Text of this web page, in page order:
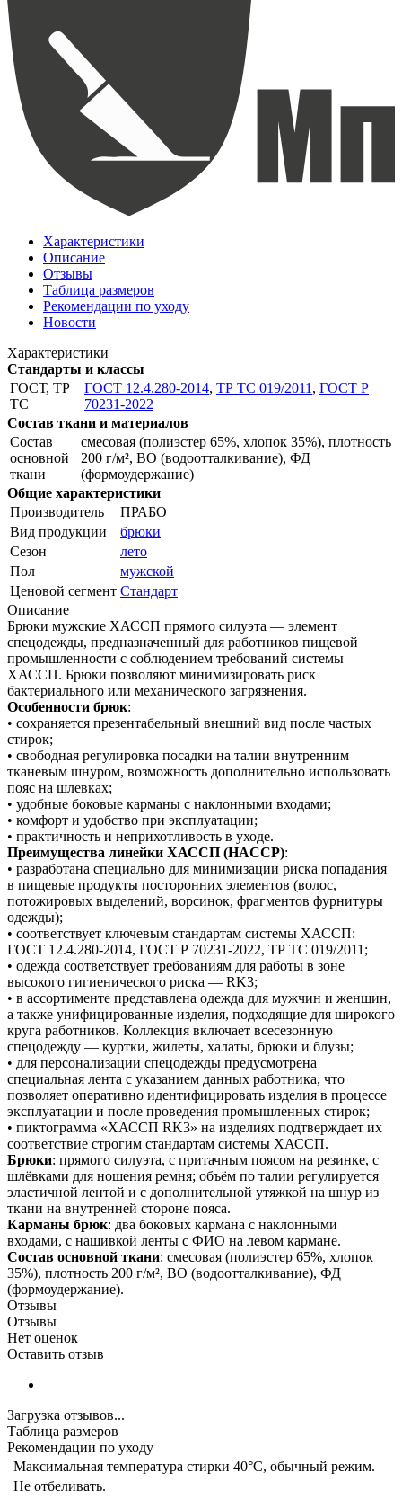
Характеристики
Описание
Отзывы
Таблица размеров
Рекомендации по уходу
Новости
Характеристики
Стандарты и классы
ГОСТ, ТР
ТС
ГОСТ 12.4.280-2014, ТР ТС 019/2011 , ГОСТ Р
70231-2022
Состав ткани и материалов
Состав
основной
ткани
смесовая (полиэстер 65%, хлопок 35%), плотность
200 г/м², ВО (водоотталкивание), ФД
(формоудержание)
Общие характеристики
Производитель
ПРАБО
Вид продукции
брюки
Сезон
лето
Пол
мужской
Ценовой сегмент Стандарт
Описание
Брюки мужские ХАССП прямого силуэта — элемент
спецодежды, предназначенный для работников пищевой
промышленности с соблюдением требований системы
ХАССП. Брюки позволяют минимизировать риск
бактериального или механического загрязнения.
Особенности брюк:
• сохраняется презентабельный внешний вид после частых
стирок;
• свободная регулировка посадки на талии внутренним
тканевым шнуром, возможность дополнительно использовать
пояс на шлевках;
• удобные боковые карманы с наклонными входами;
• комфорт и удобство при эксплуатации;
• практичность и неприхотливость в уходе.
Преимущества линейки ХАССП (HACCP):
• разработана специально для минимизации риска попадания
в пищевые продукты посторонних элементов (волос,
потожировых выделений, ворсинок, фрагментов фурнитуры
одежды);
• соответствует ключевым стандартам системы ХАССП:
ГОСТ 12.4.280-2014, ГОСТ Р 70231-2022, ТР ТС 019/2011;
• одежда соответствует требованиям для работы в зоне
высокого гигиенического риска — RK3;
• в ассортименте представлена одежда для мужчин и женщин,
а также унифицированные изделия, подходящие для широкого
круга работников. Коллекция включает всесезонную
спецодежду — куртки, жилеты, халаты, брюки и блузы;
• для персонализации спецодежды предусмотрена
специальная лента с указанием данных работника, что
позволяет оперативно идентифицировать изделия в процессе
эксплуатации и после проведения промышленных стирок;
• пиктограмма «ХАССП RK3» на изделиях подтверждает их
соответствие строгим стандартам системы ХАССП.
Брюки: прямого силуэта, с притачным поясом на резинке, с
шлёвками для ношения ремня; объём по талии регулируется
эластичной лентой и с дополнительной утяжкой на шнур из
ткани на внутренней стороне пояса.
Карманы брюк: два боковых кармана с наклонными
входами, с нашивкой ленты с ФИО на левом кармане.
Состав основной ткани: смесовая (полиэстер 65%, хлопок
35%), плотность 200 г/м², ВО (водоотталкивание), ФД
(формоудержание).
Отзывы
Отзывы
Нет оценок
Оставить отзыв
Загрузка отзывов...
Таблица размеров
Рекомендации по уходу
Максимальная температура стирки 40°C, обычный режим.
Не отбеливать.